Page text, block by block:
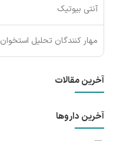
آنتی بیوتیک
مهار کنندگان تحلیل استخوان
آخرین مقالات
آخرین داروها